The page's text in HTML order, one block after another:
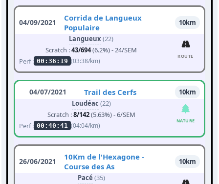
04/09/2021
Corrida de Langueux
Populaire
10km
Langueux(22)
Scratch :43/694(6.2%) - 24/SEM
Perf : 00:36:19 (03:38/km)
ROUTE
04/07/2021 Trail des Cerfs
10km
Loudéac (22)
Scratch :8/142(5.63%) - 6/SEM
Perf : 00:40:41 (04:04/km)
NATURE
26/06/2021
10Km de l'Hexagone -
Course des As
10km
Pacé (35)